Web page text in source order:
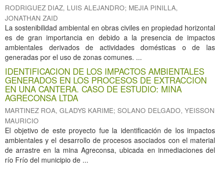
RODRIGUEZ DIAZ, LUIS ALEJANDRO; MEJIA PINILLA,
JONATHAN ZAID
La sostenibilidad ambiental en obras civiles en propiedad horizontal
es de gran importancia en debido a la presencia de impactos
ambientales derivados de actividades domésticas o de las
generadas por el uso de zonas comunes. ...
IDENTIFICACION DE LOS IMPACTOS AMBIENTALES
GENERADOS EN LOS PROCESOS DE EXTRACCION
EN UNA CANTERA. CASO DE ESTUDIO: MINA
AGRECONSA LTDA
MARTINEZ ROA, GLADYS KARIME; SOLANO DELGADO, YEISSON
MAURICIO
El objetivo de este proyecto fue la identificación de los impactos
ambientales y el desarrollo de procesos asociados con el material
de arrastre en la mina Agreconsa, ubicada en inmediaciones del
río Frío del municipio de ...